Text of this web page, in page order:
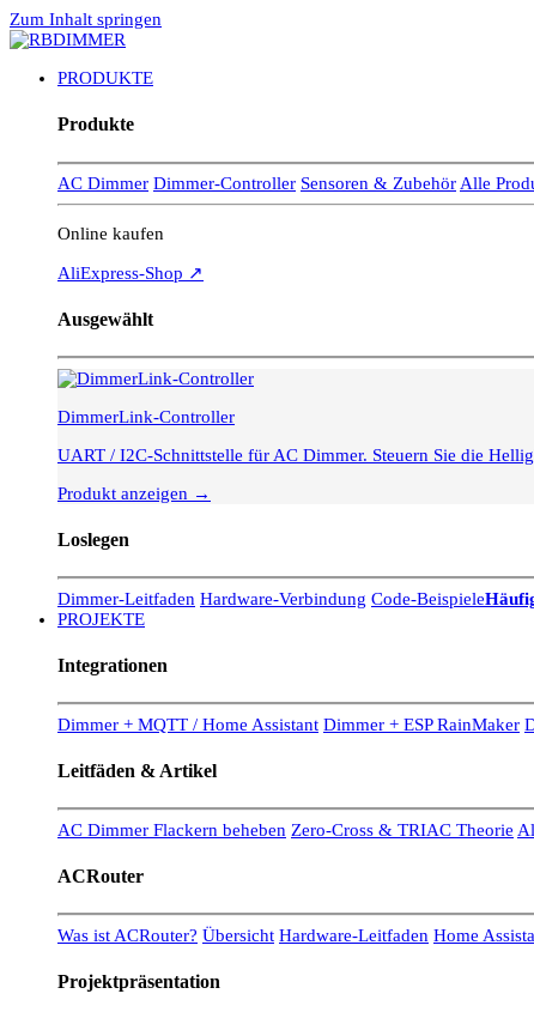
Zum Inhalt springen
PRODUKTE
Produkte
AC Dimmer Dimmer-Controller Sensoren & Zubehör Alle
Online kaufen
AliExpress-Shop ↗
Ausgewählt
DimmerLink-Controller
UART / I2C-Schnittstelle für AC Dimmer. Steuern Sie die
Produkt anzeigen →
Loslegen
Dimmer-Leitfaden Hardware-Verbindung Code-Beispiele
PROJEKTE
Integrationen
Dimmer + MQTT / Home Assistant Dimmer + ESP RainMaker
Leitfäden & Artikel
AC Dimmer Flackern beheben Zero-Cross & TRIAC Theorie
ACRouter
Was ist ACRouter? Übersicht Hardware-Leitfaden Home
Projektpräsentation